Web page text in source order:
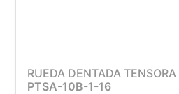
RUEDA DENTADA TENSORA
PTSA-10B-1-16